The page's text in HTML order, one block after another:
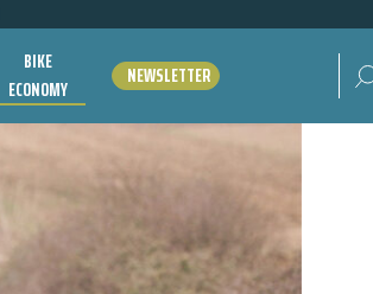
BIKE
ECONOMY
NEWSLETTER